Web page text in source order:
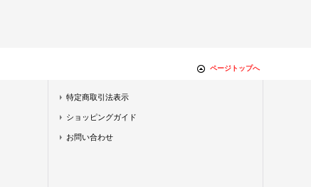
ページトップへ
特定商取引法表示
ショッピングガイド
お問い合わせ